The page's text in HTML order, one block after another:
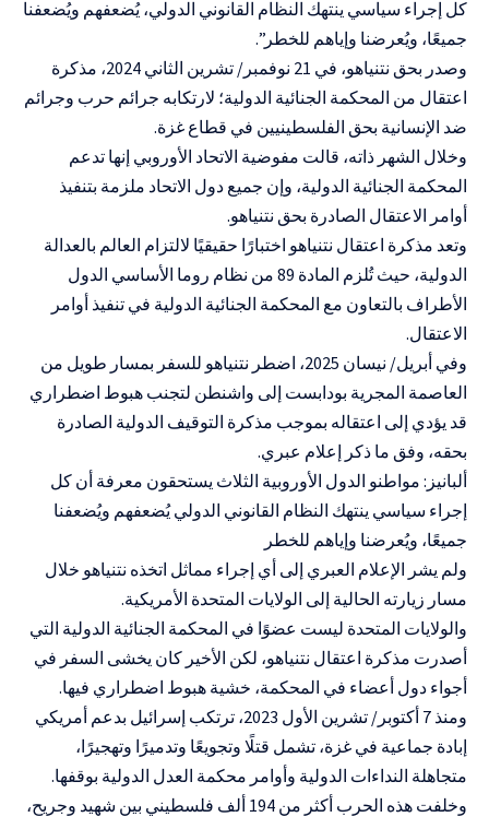
كل إجراء سياسي ينتهك النظام القانوني الدولي، يُضعفهم ويُضعفنا
جميعًا، ويُعرضنا وإياهم للخطر”.
وصدر بحق نتنياهو، في 21 نوفمبر/ تشرين الثاني 2024، مذكرة
اعتقال من المحكمة الجنائية الدولية؛ لارتكابه جرائم حرب وجرائم
ضد الإنسانية بحق الفلسطينيين في قطاع غزة.
وخلال الشهر ذاته، قالت مفوضية الاتحاد الأوروبي إنها تدعم
المحكمة الجنائية الدولية، وإن جميع دول الاتحاد ملزمة بتنفيذ
أوامر الاعتقال الصادرة بحق نتنياهو.
وتعد مذكرة اعتقال نتنياهو اختبارًا حقيقيًا لالتزام العالم بالعدالة
الدولية، حيث تُلزم المادة 89 من نظام روما الأساسي الدول
الأطراف بالتعاون مع المحكمة الجنائية الدولية في تنفيذ أوامر
الاعتقال.
وفي أبريل/ نيسان 2025، اضطر نتنياهو للسفر بمسار طويل من
العاصمة المجرية بودابست إلى واشنطن لتجنب هبوط اضطراري
قد يؤدي إلى اعتقاله بموجب مذكرة التوقيف الدولية الصادرة
بحقه، وفق ما ذكر إعلام عبري.
ألبانيز: مواطنو الدول الأوروبية الثلاث يستحقون معرفة أن كل
إجراء سياسي ينتهك النظام القانوني الدولي يُضعفهم ويُضعفنا
جميعًا، ويُعرضنا وإياهم للخطر
ولم يشر الإعلام العبري إلى أي إجراء مماثل اتخذه نتنياهو خلال
مسار زيارته الحالية إلى الولايات المتحدة الأمريكية.
والولايات المتحدة ليست عضوًا في المحكمة الجنائية الدولية التي
أصدرت مذكرة اعتقال نتنياهو، لكن الأخير كان يخشى السفر في
أجواء دول أعضاء في المحكمة، خشية هبوط اضطراري فيها.
ومنذ 7 أكتوبر/ تشرين الأول 2023، ترتكب إسرائيل بدعم أمريكي
إبادة جماعية في غزة، تشمل قتلًا وتجويعًا وتدميرًا وتهجيرًا،
متجاهلة النداءات الدولية وأوامر محكمة العدل الدولية بوقفها.
وخلفت هذه الحرب أكثر من 194 ألف فلسطيني بين شهيد وجريح،